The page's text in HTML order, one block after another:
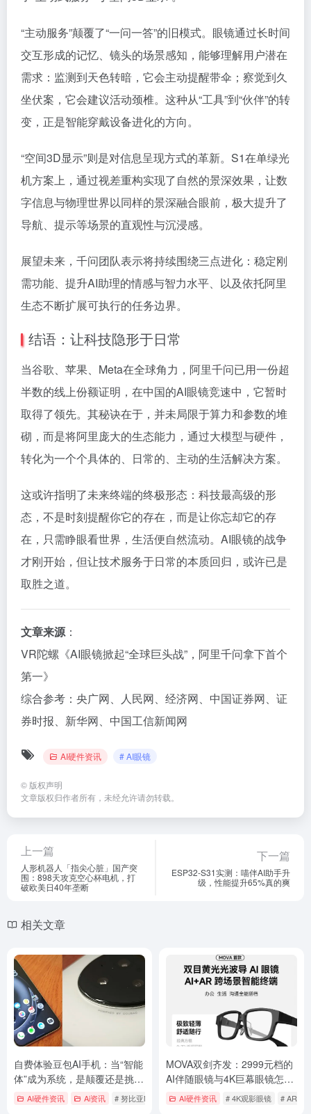
“主动服务”颠覆了“一问一答”的旧模式。眼镜通过长时间
交互形成的记忆、镜头的场景感知，能够理解用户潜在
需求：监测到天色转暗，它会主动提醒带伞；察觉到久
坐伏案，它会建议活动颈椎。这种从“工具”到“伙伴”的转
变，正是智能穿戴设备进化的方向。
“空间3D显示”则是对信息呈现方式的革新。S1在单绿光
机方案上，通过视差重构实现了自然的景深效果，让数
字信息与物理世界以同样的景深融合眼前，极大提升了
导航、提示等场景的直观性与沉浸感。
展望未来，千问团队表示将持续围绕三点进化：稳定刚
需功能、提升AI助理的情感与智力水平、以及依托阿里
生态不断扩展可执行的任务边界。
结语：让科技隐形于日常
当谷歌、苹果、Meta在全球角力，阿里千问已用一份超
半数的线上份额证明，在中国的AI眼镜竞速中，它暂时
取得了领先。其秘诀在于，并未局限于算力和参数的堆
砌，而是将阿里庞大的生态能力，通过大模型与硬件，
转化为一个个具体的、日常的、主动的生活解决方案。
这或许指明了未来终端的终极形态：科技最高级的形
态，不是时刻提醒你它的存在，而是让你忘却它的存
在，只需睁眼看世界，生活便自然流动。AI眼镜的战争
才刚开始，但让技术服务于日常的本质回归，或许已是
取胜之道。
文章来源：
VR陀螺《AI眼镜掀起“全球巨头战”，阿里千问拿下首个
第一》
综合参考：央广网、人民网、经济网、中国证券网、证
券时报、新华网、中国工信新闻网
AI硬件资讯 # AI眼镜
© 版权声明
文章版权归作者所有，未经允许请勿转载。
上一篇
人形机器人「指尖心脏」国产突
围：898天攻克空心杯电机，打
破欧美日40年垄断
下一篇
ESP32-S31实测：喵伴AI助手升
级，性能提升65%真的爽
相关文章
自费体验豆包AI手机：当“智能
体”成为系统，是颠覆还是挑
战？AI硬件资讯 Ai资讯 # 努比亚M153 # 豆包AI手机
MOVA双剑齐发：2999元档的
AI伴随眼镜与4K巨幕眼镜怎么
选？AI硬件资讯 # 4K观影眼镜 # AR S8